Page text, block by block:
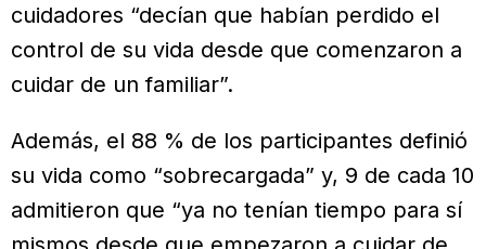
cuidadores “decían que habían perdido el
control de su vida desde que comenzaron a
cuidar de un familiar”.
Además, el 88 % de los participantes definió
su vida como “sobrecargada” y, 9 de cada 10
admitieron que “ya no tenían tiempo para sí